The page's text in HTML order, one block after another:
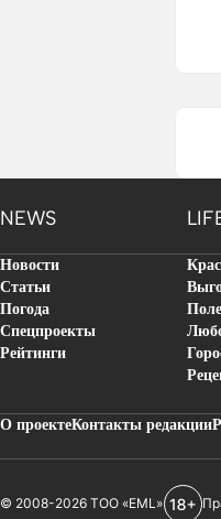
NEWS
Новости
Статьи
Погода
Спецпроекты
Рейтинги
О проектеКонтакты редакции
© 2008-2026 ТОО «EML»